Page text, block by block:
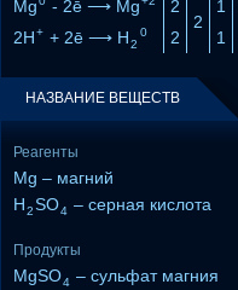
Mg - 2ē ⟶ Mg
2
2
1
2H+ + 2ē ⟶ H2
0 2 1
НАЗВАНИЕ ВЕЩЕСТВ
Реагенты
Mg – магний
H2SO4 – серная кислота
Продукты
MgSO4 – сульфат магния